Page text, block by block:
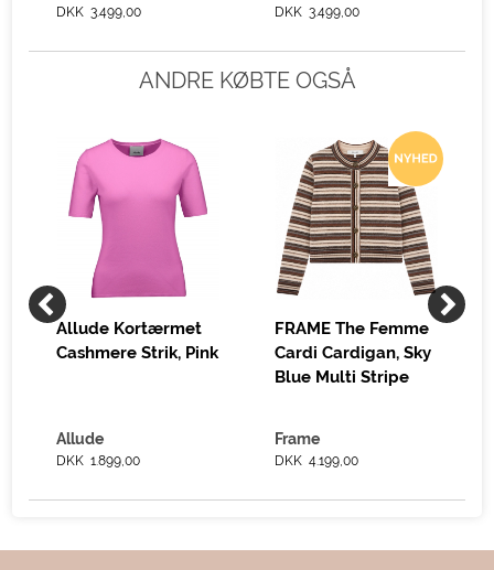
DKK 3.499,00 DKK 3.499,00
ANDRE KØBTE OGSÅ
Allude Kortærmet
Cashmere Strik, Pink
Allude
DKK 1.899,00
FRAME The Femme
Cardi Cardigan, Sky
Blue Multi Stripe
Frame
DKK 4.199,00